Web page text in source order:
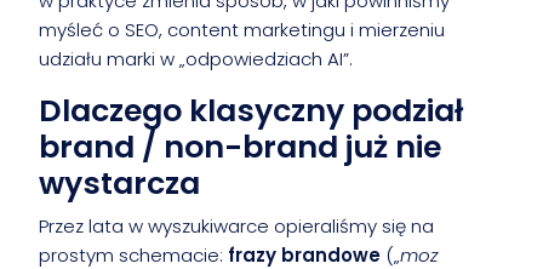
myśleć o SEO, content marketingu i mierzeniu
udziału marki w „odpowiedziach AI”.
Dlaczego klasyczny podział
brand / non-brand już nie
wystarcza
Przez lata w wyszukiwarce opieraliśmy się na
prostym schemacie: frazy brandowe („moz